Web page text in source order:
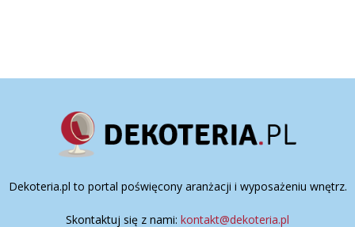
Dekoteria.pl to portal poświęcony aranżacji i wyposażeniu wnętrz.
Skontaktuj się z nami: kontakt@dekoteria.pl